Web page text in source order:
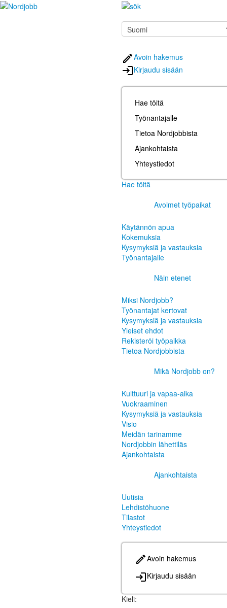
Avoin hakemus
Kirjaudu sisään
Hae töitä
Työnantajalle
Tietoa Nordjobbista
Ajankohtaista
Yhteystiedot
Hae töitä
Avoimet työpaikat
Käytännön apua
Kokemuksia
Kysymyksiä ja vastauksia
Työnantajalle
Näin etenet
Miksi Nordjobb?
Työnantajat kertovat
Kysymyksiä ja vastauksia
Yleiset ehdot
Rekisteröi työpaikka
Tietoa Nordjobbista
Mikä Nordjobb on?
Kulttuuri ja vapaa-aika
Vuokraaminen
Kysymyksiä ja vastauksia
Visio
Meidän tarinamme
Nordjobbin lähettiläs
Ajankohtaista
Ajankohtaista
Uutisia
Lehdistöhuone
Tilastot
Yhteystiedot
Avoin hakemus
Kirjaudu sisään
Kieli: